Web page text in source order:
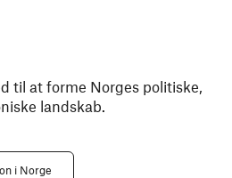
til at forme Norges politiske,
landskab.
i Norge